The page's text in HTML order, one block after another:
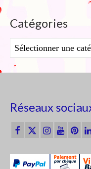
Catégories
Catégories
Réseaux